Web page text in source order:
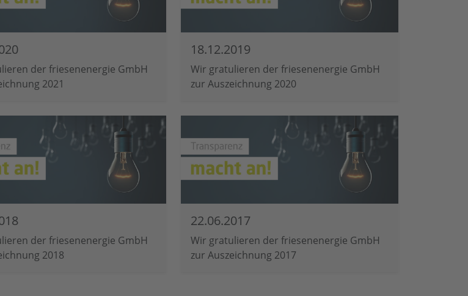
der friesenenergie GmbH
2021
18.12.2019
Wir gratulieren der friesenenergie GmbH
zur Auszeichnung 2020
der friesenenergie GmbH
2018
22.06.2017
Wir gratulieren der friesenenergie GmbH
zur Auszeichnung 2017